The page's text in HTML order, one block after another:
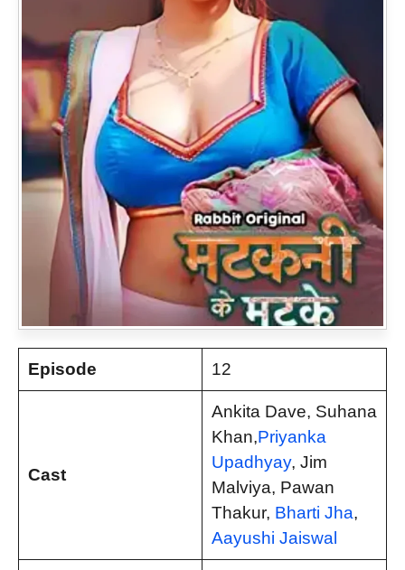
Episode 12
Cast
Ankita Dave, Suhana
Khan,Priyanka
Upadhyay, Jim
Malviya, Pawan
Thakur, Bharti Jha,
Aayushi Jaiswal